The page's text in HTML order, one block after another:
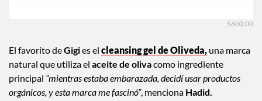
$600.00
El favorito deGigies el cleansing gel de Oliveda, una marca
natural que utiliza el aceite de olivacomo ingrediente
principal “mientras estaba embarazada, decidí usar productos
orgánicos, y esta marca me fascinó”, menciona Hadid.